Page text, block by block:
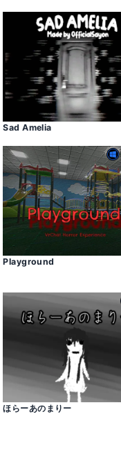
Sad Amelia
Playground
ほらーあのまりー